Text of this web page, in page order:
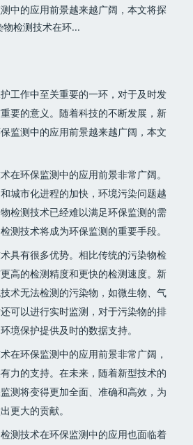
中的应用前景越来越广阔，本文将探
检测技术在环...
工作中至关重要的一环，对于及时发
要的意义。随着科技的不断发展，新
监测中的应用前景越来越广阔，本文
在环保监测中的应用前景非常广阔。
城市化进程的加快，环境污染问题越
检测技术已经难以满足环保监测的需
测技术将成为环保监测的重要手段。
具有很多优势。相比传统的污染物检
高的检测精度和更快的检测速度。新
术无法检测的污染物，如微生物、气
可以进行实时监测，对于污染物的排
境保护提供及时的数据支持。
在环保监测中的应用前景非常广阔，
力的支持。在未来，随着新型技术的
测将变得更加全面、准确和高效，为
更大的贡献。
测技术在环保监测中的应用也面临着